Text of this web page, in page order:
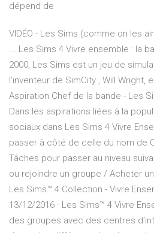
dépend de
VIDÉO - Les Sims (comme on les
... Les Sims 4 Vivre ensemble : la
2000, Les Sims est un jeu de
l’inventeur de SimCity , Will Wright,
Aspiration Chef de la bande - Les
Dans les aspirations liées à la
sociaux dans Les Sims 4 Vivre
passer à côté de celle du nom de
Tâches pour passer au niveau
ou rejoindre un groupe / Acheter
Les Sims™ 4 Collection - Vivre
13/12/2016 · Les Sims™ 4 Vivre
des groupes avec des centres